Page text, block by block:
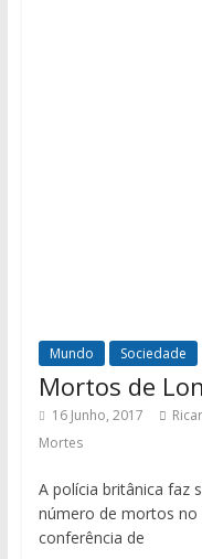
Mundo Sociedade
Mortos de
16 Junho, 2017
Mortes
A polícia britânica faz
número de mortos no
conferência de